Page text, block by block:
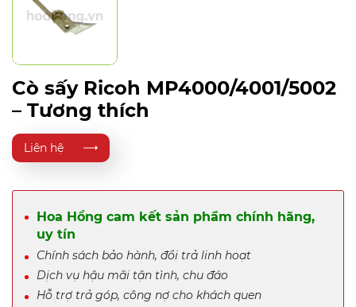
Cò sấy Ricoh MP4000/4001/5002
– Tương thích
Liên hệ
Hoa Hồng cam kết sản phẩm chính hãng,
uy tín
Chính sách bảo hành, đổi trả linh hoạt
Dịch vụ hậu mãi tận tình, chu đáo
Hỗ trợ trả góp, công nợ cho khách quen